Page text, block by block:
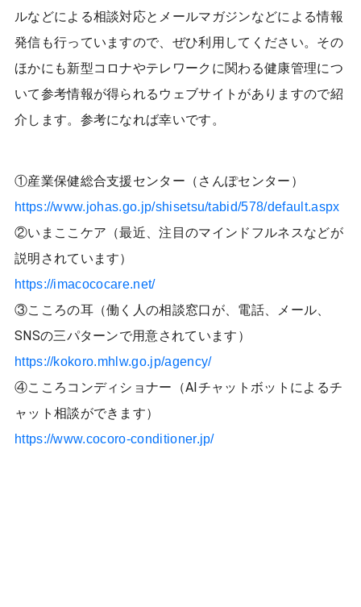
ルなどによる相談対応とメールマガジンなどによる情報
発信も行っていますので、ぜひ利用してください。その
ほかにも新型コロナやテレワークに関わる健康管理につ
いて参考情報が得られるウェブサイトがありますので紹
介します。参考になれば幸いです。
①産業保健総合支援センター（さんぽセンター）
https://www.johas.go.jp/shisetsu/tabid/578/default.aspx
②いまここケア（最近、注目のマインドフルネスなどが
説明されています）
https://imacococare.net/
③こころの耳（働く人の相談窓口が、電話、メール、
SNSの三パターンで用意されています）
https://kokoro.mhlw.go.jp/agency/
④こころコンディショナー（AIチャットボットによるチ
ャット相談ができます）
https://www.cocoro-conditioner.jp/